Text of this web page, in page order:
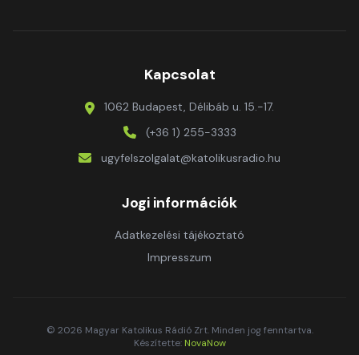
Kapcsolat
1062 Budapest, Délibáb u. 15.-17.
(+36 1) 255-3333
ugyfelszolgalat@katolikusradio.hu
Jogi információk
Adatkezelési tájékoztató
Impresszum
© 2026 Magyar Katolikus Rádió Zrt. Minden jog fenntartva.
Készítette: NovaNow